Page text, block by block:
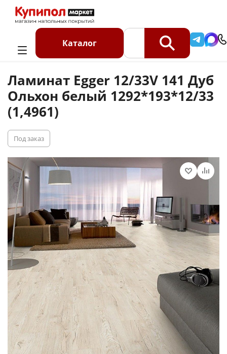
Каталог
Каталог Ламинат
Ламинат Egger 12/33V 141 Дуб Ольхон белый
1292*193*12/33 (1,4961)
Ламинат Egger 12/33V 141 Дуб
Ольхон белый 1292*193*12/33
(1,4961)
Под заказ